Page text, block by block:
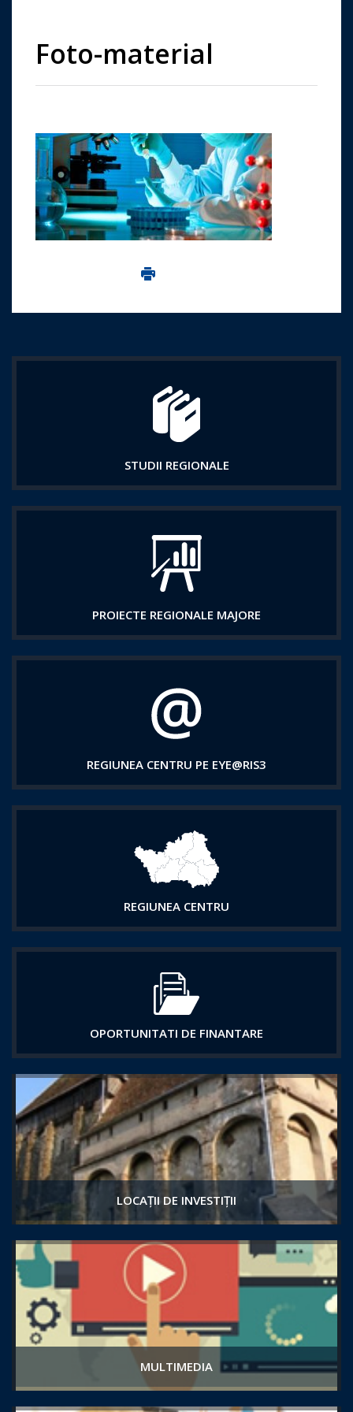
Foto-material
Imprima aceasta pagina
STUDII REGIONALE
PROIECTE REGIONALE MAJORE
REGIUNEA CENTRU PE EYE@RIS3
REGIUNEA CENTRU
OPORTUNITATI DE FINANTARE
LOCAȚII DE INVESTIȚII
MULTIMEDIA